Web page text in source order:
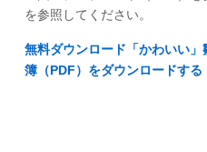
を参照してください。
無料ダウンロード「かわいい
簿（PDF）をダウンロードする